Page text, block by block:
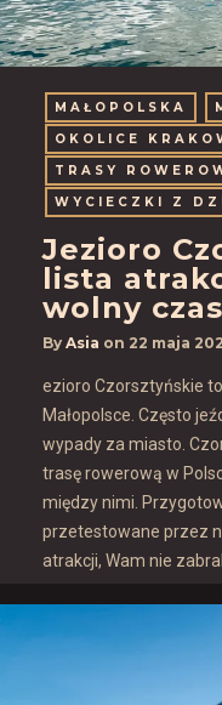
MAŁOPOLSKA
OKOLICE
TRASY
WYCIECZKI Z
Jezioro
lista
wolny
By Asia on 22 maja
ezioro Czorsztyńskie
Małopolsce. Często
wypady za miasto.
trasę rowerową w
między nimi.
przetestowane przez
atrakcji, Wam nie